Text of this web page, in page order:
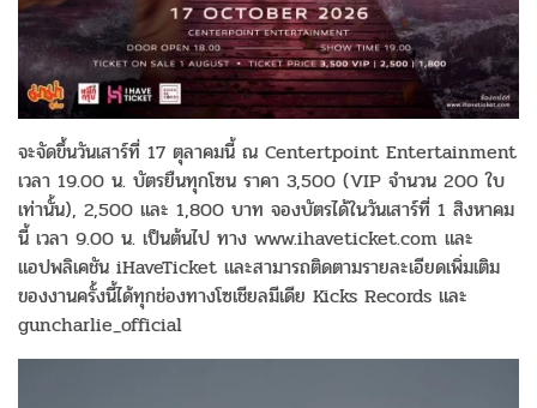
จะจัดขึ้นวันเสาร์ที่ 17 ตุลาคมนี้ ณ Centertpoint Entertainment
เวลา 19.00 น. บัตรยืนทุกโซน ราคา 3,500 (VIP จำนวน 200 ใบ
เท่านั้น), 2,500 และ 1,800 บาท จองบัตรได้ในวันเสาร์ที่ 1 สิงหาคม
นี้ เวลา 9.00 น. เป็นต้นไป ทาง www.ihaveticket.com และ
แอปพลิเคชัน iHaveTicket และสามารถติดตามรายละเอียดเพิ่มเติม
ของงานครั้งนี้ได้ทุกช่องทางโซเชียลมีเดีย Kicks Records และ
guncharlie_official